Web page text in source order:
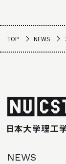
TOP NEWS
NEWS